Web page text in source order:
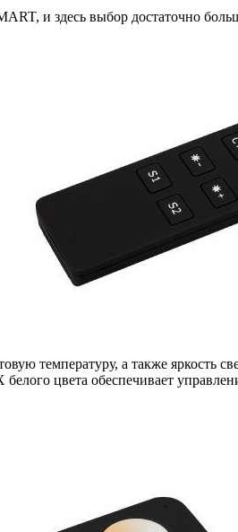
и здесь выбор достаточно
температуру, а также
цвета обеспечивает